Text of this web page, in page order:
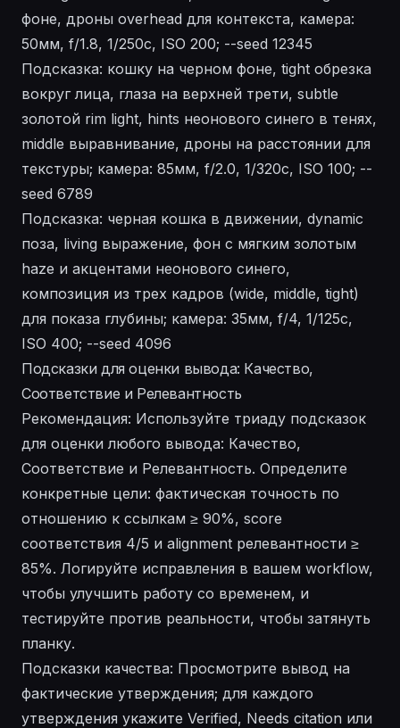
фоне, дроны overhead для контекста, камера:
50мм, f/1.8, 1/250с, ISO 200; --seed 12345
Подсказка: кошку на черном фоне, tight обрезка
вокруг лица, глаза на верхней трети, subtle
золотой rim light, hints неонового синего в тенях,
middle выравнивание, дроны на расстоянии для
текстуры; камера: 85мм, f/2.0, 1/320с, ISO 100; --
seed 6789
Подсказка: черная кошка в движении, dynamic
поза, living выражение, фон с мягким золотым
haze и акцентами неонового синего,
композиция из трех кадров (wide, middle, tight)
для показа глубины; камера: 35мм, f/4, 1/125с,
ISO 400; --seed 4096
Подсказки для оценки вывода: Качество,
Соответствие и Релевантность
Рекомендация: Используйте триаду подсказок
для оценки любого вывода: Качество,
Соответствие и Релевантность. Определите
конкретные цели: фактическая точность по
отношению к ссылкам ≥ 90%, score
соответствия 4/5 и alignment релевантности ≥
85%. Логируйте исправления в вашем workflow,
чтобы улучшить работу со временем, и
тестируйте против реальности, чтобы затянуть
планку.
Подсказки качества: Просмотрите вывод на
фактические утверждения; для каждого
утверждения укажите Verified, Needs citation или